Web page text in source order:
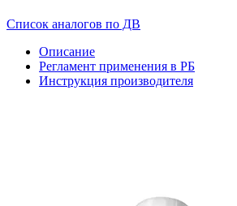
Список аналогов по ДВ
Описание
Регламент применения в РБ
Инструкция производителя